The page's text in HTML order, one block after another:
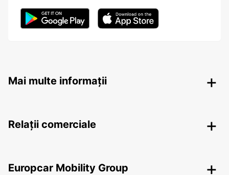
Mai multe informații
Relații comerciale
Europcar Mobility Group